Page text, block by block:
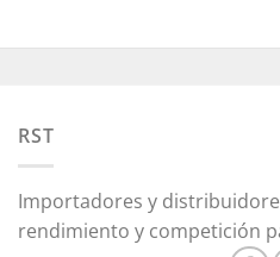
RST
Importadores y
rendimiento y competición